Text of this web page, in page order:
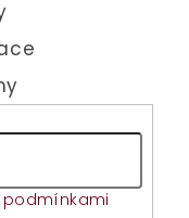
podmínkami